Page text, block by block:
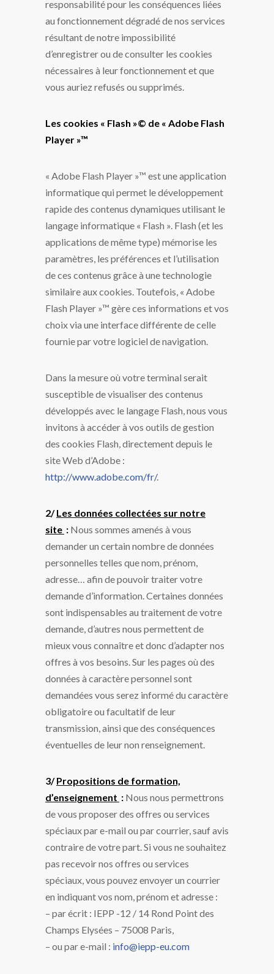
responsabilité pour les conséquences liées
au fonctionnement dégradé de nos services
résultant de notre impossibilité
d’enregistrer ou de consulter les cookies
nécessaires à leur fonctionnement et que
vous auriez refusés ou supprimés.
Les cookies « Flash »© de « Adobe Flash
Player »™
« Adobe Flash Player »™ est une application
informatique qui permet le développement
rapide des contenus dynamiques utilisant le
langage informatique « Flash ». Flash (et les
applications de même type) mémorise les
paramètres, les préférences et l’utilisation
de ces contenus grâce à une technologie
similaire aux cookies. Toutefois, « Adobe
Flash Player »™ gère ces informations et vos
choix via une interface différente de celle
fournie par votre logiciel de navigation.
Dans la mesure où votre terminal serait
susceptible de visualiser des contenus
développés avec le langage Flash, nous vous
invitons à accéder à vos outils de gestion
des cookies Flash, directement depuis le
site Web d’Adobe :
http://www.adobe.com/fr/.
2/Les données collectées sur notre
site : Nous sommes amenés à vous
demander un certain nombre de données
personnelles telles que nom, prénom,
adresse… afin de pouvoir traiter votre
demande d’information. Certaines données
sont indispensables au traitement de votre
demande, d’autres nous permettent de
mieux vous connaître et donc d’adapter nos
offres à vos besoins. Sur les pages où des
données à caractère personnel sont
demandées vous serez informé du caractère
obligatoire ou facultatif de leur
transmission, ainsi que des conséquences
éventuelles de leur non renseignement.
3/Propositions de formation,
d’enseignement : Nous nous permettrons
de vous proposer des offres ou services
spéciaux par e-mail ou par courrier, sauf avis
contraire de votre part. Si vous ne souhaitez
pas recevoir nos offres ou services
spéciaux, vous pouvez envoyer un courrier
en indiquant vos nom, prénom et adresse :
– par écrit : IEPP -12 / 14 Rond Point des
Champs Elysées – 75008 Paris,
– ou par e-mail : info@iepp-eu.com